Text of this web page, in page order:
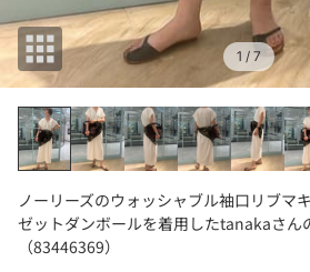
1 / 7
ノーリーズのウォッシャブル袖口リブマ
ゼットダンボールを着用したtanakaさん
（83446369）